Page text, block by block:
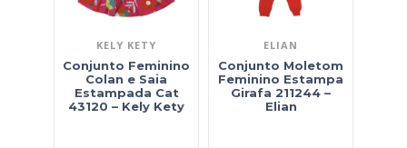
KELY KETY
Conjunto Feminino
Colan e Saia
Estampada Cat
43120 – Kely Kety
ELIAN
Conjunto Moletom
Feminino Estampa
Girafa 211244 –
Elian